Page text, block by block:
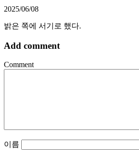
2025/06/08
밝은 쪽에 서기로 했다.
Add comment
Comment
이름